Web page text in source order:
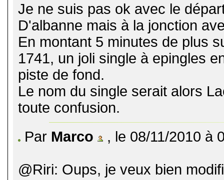
Je ne suis pas ok avec le
D'albanne mais à la jonction
En montant 5 minutes de plus
1741, un joli single à epingles
piste de fond.
Le nom du single serait alors
toute confusion.
Par Marco , le 08/11/2010 à
@Riri: Oups, je veux bien